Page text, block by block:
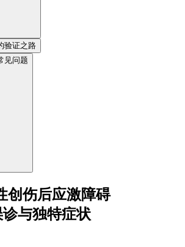
验证之路
见问题
创伤后应激障碍
与独特症状